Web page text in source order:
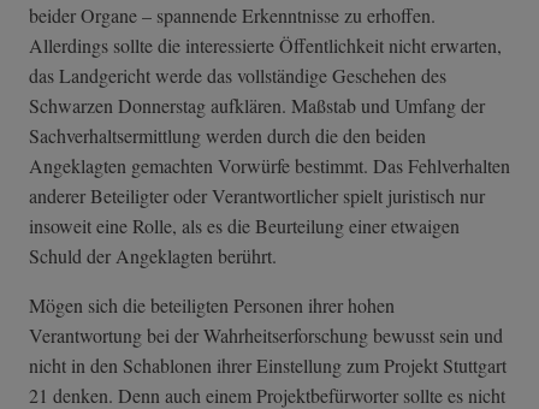
beider Organe – spannende Erkenntnisse zu erhoffen.
Allerdings sollte die interessierte Öffentlichkeit nicht erwarten,
das Landgericht werde das vollständige Geschehen des
Schwarzen Donnerstag aufklären. Maßstab und Umfang der
Sachverhaltsermittlung werden durch die den beiden
Angeklagten gemachten Vorwürfe bestimmt. Das Fehlverhalten
anderer Beteiligter oder Verantwortlicher spielt juristisch nur
insoweit eine Rolle, als es die Beurteilung einer etwaigen
Schuld der Angeklagten berührt.
Mögen sich die beteiligten Personen ihrer hohen
Verantwortung bei der Wahrheitserforschung bewusst sein und
nicht in den Schablonen ihrer Einstellung zum Projekt Stuttgart
21 denken. Denn auch einem Projektbefürworter sollte es nicht